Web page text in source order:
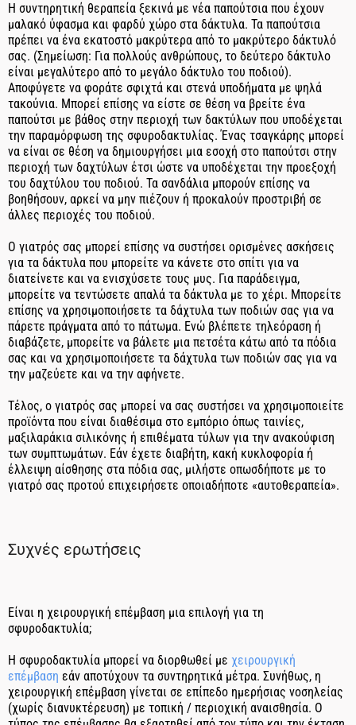
Η συντηρητική θεραπεία ξεκινά με νέα παπούτσια που έχουν
μαλακό ύφασμα και φαρδύ χώρο στα δάκτυλα. Τα παπούτσια
πρέπει να ένα εκατοστό μακρύτερα από το μακρύτερο δάκτυλό
σας. (Σημείωση: Για πολλούς ανθρώπους, το δεύτερο δάκτυλο
είναι μεγαλύτερο από το μεγάλο δάκτυλο του ποδιού).
Αποφύγετε να φοράτε σφιχτά και στενά υποδήματα με ψηλά
τακούνια. Μπορεί επίσης να είστε σε θέση να βρείτε ένα
παπούτσι με βάθος στην περιοχή των δακτύλων που υποδέχεται
την παραμόρφωση της σφυροδακτυλίας. Ένας τσαγκάρης μπορεί
να είναι σε θέση να δημιουργήσει μια εσοχή στο παπούτσι στην
περιοχή των δαχτύλων έτσι ώστε να υποδέχεται την προεξοχή
του δαχτύλου του ποδιού. Τα σανδάλια μπορούν επίσης να
βοηθήσουν, αρκεί να μην πιέζουν ή προκαλούν προστριβή σε
άλλες περιοχές του ποδιού.
Ο γιατρός σας μπορεί επίσης να συστήσει ορισμένες ασκήσεις
για τα δάκτυλα που μπορείτε να κάνετε στο σπίτι για να
διατείνετε και να ενισχύσετε τους μυς. Για παράδειγμα,
μπορείτε να τεντώσετε απαλά τα δάκτυλα με το χέρι. Μπορείτε
επίσης να χρησιμοποιήσετε τα δάχτυλα των ποδιών σας για να
πάρετε πράγματα από το πάτωμα. Ενώ βλέπετε τηλεόραση ή
διαβάζετε, μπορείτε να βάλετε μια πετσέτα κάτω από τα πόδια
σας και να χρησιμοποιήσετε τα δάχτυλα των ποδιών σας για να
την μαζεύετε και να την αφήνετε.
Τέλος, ο γιατρός σας μπορεί να σας συστήσει να χρησιμοποιείτε
προϊόντα που είναι διαθέσιμα στο εμπόριο όπως ταινίες,
μαξιλαράκια σιλικόνης ή επιθέματα τύλων για την ανακούφιση
των συμπτωμάτων. Εάν έχετε διαβήτη, κακή κυκλοφορία ή
έλλειψη αίσθησης στα πόδια σας, μιλήστε οπωσδήποτε με το
γιατρό σας προτού επιχειρήσετε οποιαδήποτε «αυτοθεραπεία».
Συχνές ερωτήσεις
Είναι η χειρουργική επέμβαση μια επιλογή για τη
σφυροδακτυλία;
Η σφυροδακτυλία μπορεί να διορθωθεί με χειρουργική
επέμβαση εάν αποτύχουν τα συντηρητικά μέτρα. Συνήθως, η
χειρουργική επέμβαση γίνεται σε επίπεδο ημερήσιας νοσηλείας
(χωρίς διανυκτέρευση) με τοπική / περιοχική αναισθησία. Ο